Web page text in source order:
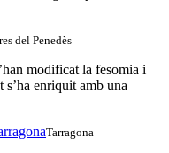
del Penedès
modificat la fesomia i
enriquit amb una
Tarragona